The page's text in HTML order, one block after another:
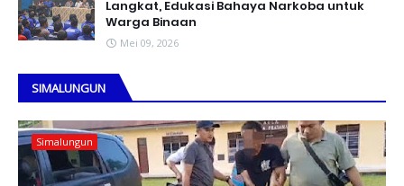
Langkat, Edukasi Bahaya Narkoba untuk
Warga Binaan
Mei 09, 2026
SIMALUNGUN
Simalungun